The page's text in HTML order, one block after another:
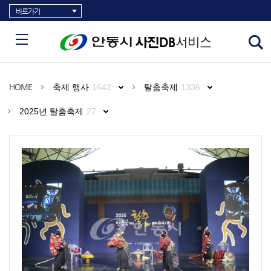
바로가기
HOME 축제 행사 1642 탈춤축제 1336
2025년 탈춤축제 27